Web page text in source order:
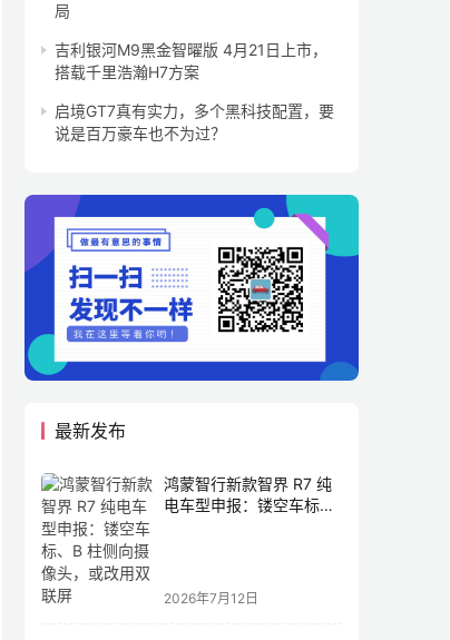
局
吉利银河M9黑金智曜版 4月21日上市，
搭载千里浩瀚H7方案
启境GT7真有实力，多个黑科技配置，要
说是百万豪车也不为过？
最新发布
鸿蒙智行新款智界 R7 纯
电车型申报：镂空车标、
2026年7月12日